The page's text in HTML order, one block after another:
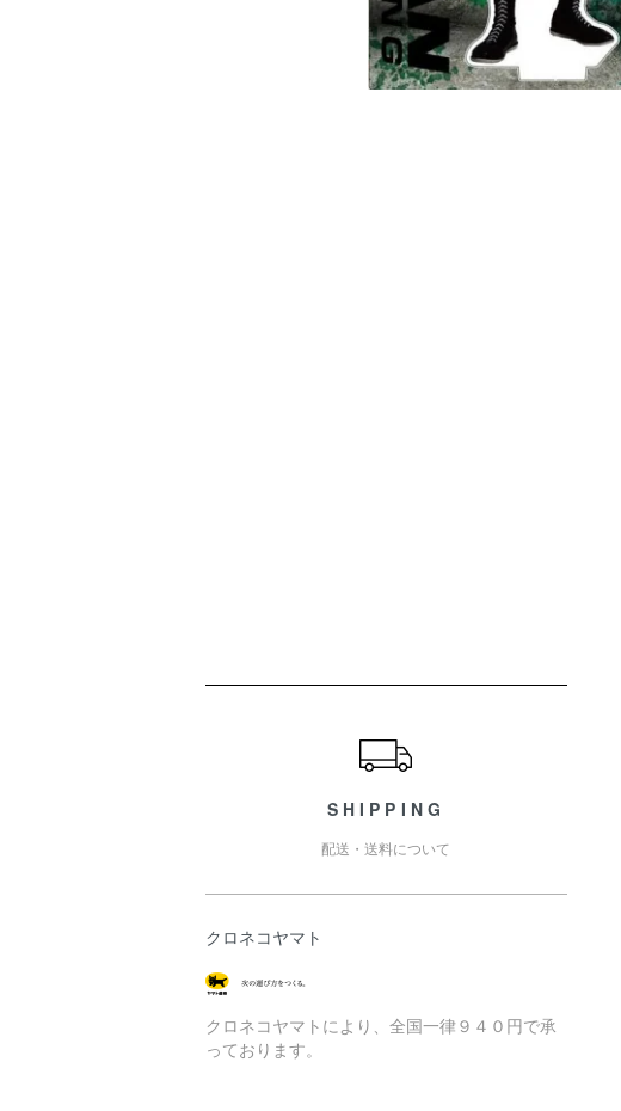
SHIPPING
配送・送料について
クロネコヤマト
クロネコヤマトにより、全国一律９４０円で承
っております。